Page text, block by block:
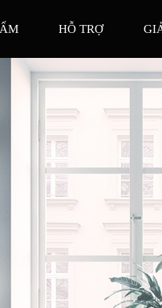
THÔNG MINH
GIÁM
CUỘC SỐNG
HỖ TRỢ
BẢO HÀNH
GIẢI
GIẢI
GIẢI
GIẢI
TUYỂN DỤNGTRUNG TÂM BẢO